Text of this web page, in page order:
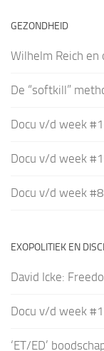
GEZONDHEID
Wilhelm Reich en
De “softkill”
Docu v/d week
Docu v/d week
Docu v/d week
EXOPOLITIEK EN
David Icke:
Docu v/d week
‘ET/ED’